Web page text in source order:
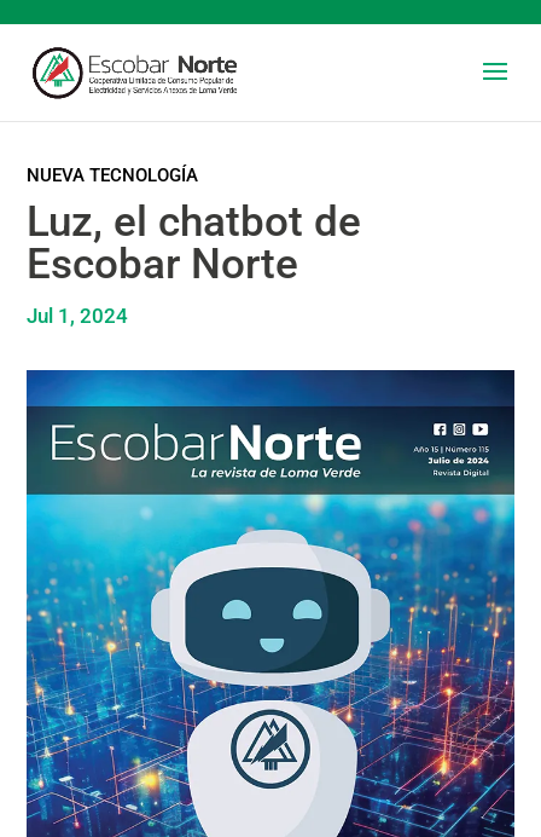
NUEVA TECNOLOGÍA
Luz, el chatbot de
Escobar Norte
Jul 1, 2024